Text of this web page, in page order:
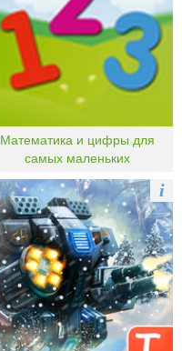
Математика и цифры для
самых маленьких
i